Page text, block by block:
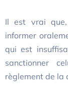
Il est vrai
informer
qui est
sanctionner
règlement de la